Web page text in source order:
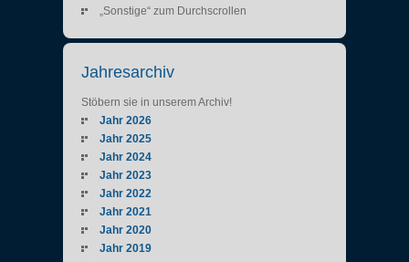
„Sonstige“ zum Durchscrollen
Jahresarchiv
Stöbern sie in unserem Archiv!
Jahr 2026
Jahr 2025
Jahr 2024
Jahr 2023
Jahr 2022
Jahr 2021
Jahr 2020
Jahr 2019